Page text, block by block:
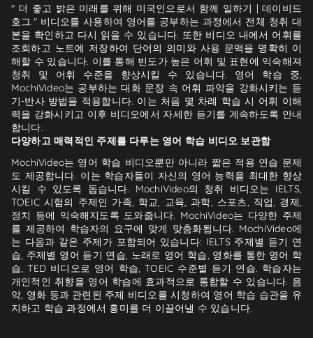
" 더 좋고 밝은 미래를 위해 미국인으로서 함께 일하기 | 데이비드
호그." 비디오를 사용하여 영어를 공부하는 과정에서 전체 청취 대
본을 확인하고 다시 읽을 수 있습니다. 또한 비디오 내에서 어휘를
조회하고 노트에 저장하여 단어의 의미와 사용 문맥을 명확히 이
해할 수 있습니다. 이를 통해 빈도가 높은 어휘 및 표현에 익숙해져
청취 및 어휘 수준을 향상시킬 수 있습니다. 영어 학습 중,
MochiVideo는 공부하는 대화 문장 속 어휘 파악을 강화시키는 듣
기-반사 방법을 적용합니다. 이는 처음 몇 차례 학습 시 어휘 이해
력을 강화시키고 이후 비디오에서 자세한 듣기를 계속하도록 안내
합니다.
다양하고 매력적인 주제를 다루는 영어 학습 비디오 보관함
MochiVideo는 영어 학습 비디오뿐만 아니라 짧은 적용 연습 문제
도 제공합니다. 이는 학습자들이 자신의 영어 능력을 최대한 향상
시킬 수 있도록 돕습니다. MochiVideo의 청취 비디오는 IELTS,
TOEIC 시험의 주제인 가족, 학교, 교육, 과학, 스포츠, 직업, 경제,
정치 등에 익숙해지도록 도와줍니다. MochiVideo는 다양한 주제
를 제공하여 학습자의 요구에 맞게 맞춤화됩니다. MochiVideo에
는 다음과 같은 주제가 포함되어 있습니다: IELTS 주제별 듣기 연
습, 주제별 영어 듣기 연습, 노래로 영어 학습, 영화를 통한 영어 학
습, TED 비디오로 영어 학습, TOEIC 수준별 듣기 연습. 학습자는
개인적인 취향을 영어 학습에 효과적으로 통합할 수 있습니다. 음
악, 영화 등과 관련된 주제 비디오를 시청하여 영어 학습 습관을 유
지하고 학습 과정에서 흥미를 더 이끌어낼 수 있습니다.